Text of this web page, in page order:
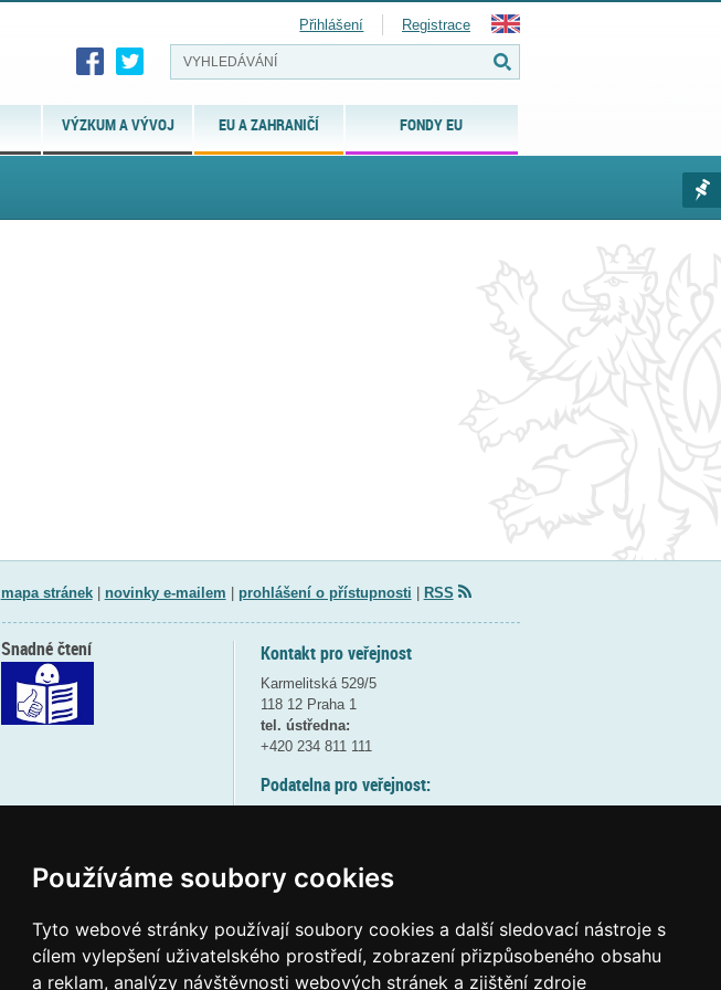
Používáme soubory cookies
Tyto webové stránky používají soubory cookies a další sledovací nástroje s
cílem vylepšení uživatelského prostředí, zobrazení přizpůsobeného obsahu
a reklam, analýzy návštěvnosti webových stránek a zjištění zdroje
VÝZKUM A VÝVOJ EU A ZAHRANIČÍ FONDY EU
Přihlášení Registrace
mapa stránek| novinky e-mailem prohlášení o přístupnosti RSS
Kontakt pro veřejnost
Karmelitská 529/5
118 12 Praha 1
tel. ústředna:
+420 234 811 111
Podatelna pro veřejnost:
(více informací
Elektronická podatelna:
posta@msmtgov cz
Snadné čtení